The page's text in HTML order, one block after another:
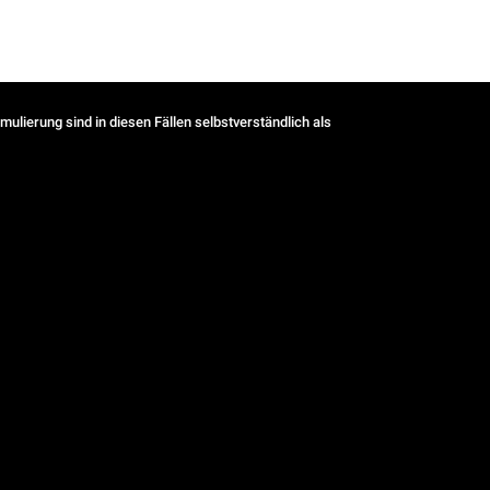
sind in diesen Fällen selbstverständlich als